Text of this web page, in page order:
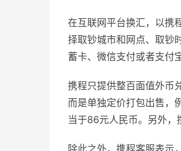
在互联网平台换汇，以携
择取钞城市和网点、取钞
蓄卡、微信支付或者支付
携程只提供整百面值外币
而是单独定价打包出售，
当于86元人民币。另外，
除此之外，携程客服表示